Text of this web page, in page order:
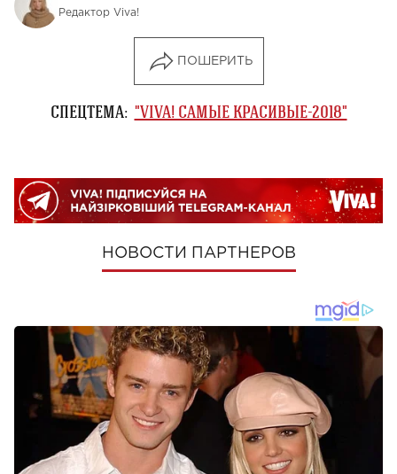
Редактор Viva!
ПОШЕРИТЬ
СПЕЦТЕМА: "VIVA! САМЫЕ КРАСИВЫЕ-2018"
НОВОСТИ ПАРТНЕРОВ